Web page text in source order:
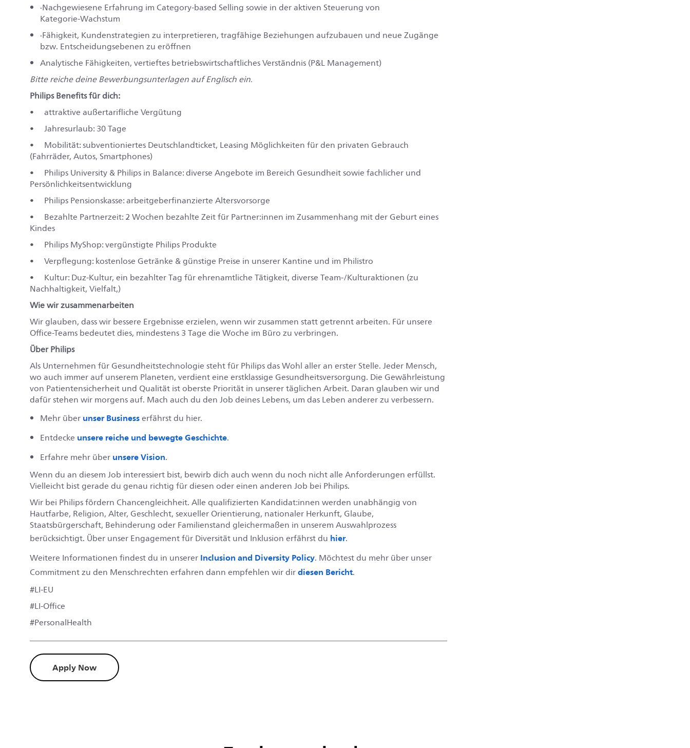
·Nachgewiesene Erfahrung im Category‑based Selling sowie in der aktiven Steuerung von
Kategorie‑Wachstum
·Fähigkeit, Kundenstrategien zu interpretieren, tragfähige Beziehungen aufzubauen und neue Zugänge
bzw. Entscheidungsebenen zu eröffnen
Analytische Fähigkeiten, vertieftes betriebswirtschaftliches Verständnis (P&L Management)
Bitte reiche deine Bewerbungsunterlagen auf Englisch ein.
Philips Benefits für dich:
• attraktive außertarifliche Vergütung
• Jahresurlaub: 30 Tage
• Mobilität: subventioniertes Deutschlandticket, Leasing Möglichkeiten für den privaten Gebrauch
(Fahrräder, Autos, Smartphones)
• Philips University & Philips in Balance: diverse Angebote im Bereich Gesundheit sowie fachlicher und
Persönlichkeitsentwicklung
• Philips Pensionskasse: arbeitgeberfinanzierte Altersvorsorge
• Bezahlte Partnerzeit: 2 Wochen bezahlte Zeit für Partner:innen im Zusammenhang mit der Geburt eines
Kindes
• Philips MyShop: vergünstigte Philips Produkte
• Verpflegung: kostenlose Getränke & günstige Preise in unserer Kantine und im Philistro
• Kultur: Duz-Kultur, ein bezahlter Tag für ehrenamtliche Tätigkeit, diverse Team-/Kulturaktionen (zu
Nachhaltigkeit, Vielfalt,)
Wie wir zusammenarbeiten
Wir glauben, dass wir bessere Ergebnisse erzielen, wenn wir zusammen statt getrennt arbeiten. Für unsere
Office-Teams bedeutet dies, mindestens 3 Tage die Woche im Büro zu verbringen.
Über Philips
Als Unternehmen für Gesundheitstechnologie steht für Philips das Wohl aller an erster Stelle. Jeder Mensch,
wo auch immer auf unserem Planeten, verdient eine erstklassige Gesundheitsversorgung. Die Gewährleistung
von Patientensicherheit und Qualität ist oberste Priorität in unserer täglichen Arbeit. Daran glauben wir und
dafür stehen wir morgens auf. Mach auch du den Job deines Lebens, um das Leben anderer zu verbessern.
Mehr überunser Businesserfährst du hier.
Entdecke unsere reiche und bewegte Geschichte.
Erfahre mehr überunsere Vision.
Wenn du an diesem Job interessiert bist, bewirb dich auch wenn du noch nicht alle Anforderungen erfüllst.
Vielleicht bist gerade du genau richtig für diesen oder einen anderen Job bei Philips.
Wir bei Philips fördern Chancengleichheit. Alle qualifizierten Kandidat:innen werden unabhängig von
Hautfarbe, Religion, Alter, Geschlecht, sexueller Orientierung, nationaler Herkunft, Glaube,
Staatsbürgerschaft, Behinderung oder Familienstand gleichermaßen in unserem Auswahlprozess
berücksichtigt. Über unser Engagement für Diversität und Inklusion erfährst du hier.
Weitere Informationen findest du in unsererInclusion and Diversity Policy. Möchtest du mehr über unser
Commitment zu den Menschrechten erfahren dann empfehlen wir dirdiesen Bericht.
#LI-EU
#LI-Office
#PersonalHealth
Apply Now